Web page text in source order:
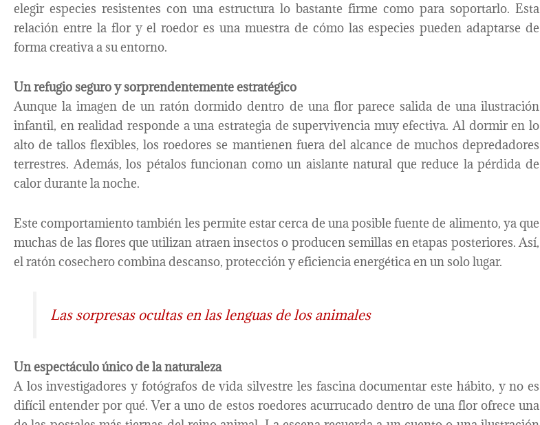
elegir especies resistentes con una estructura lo bastante firme como para soportarlo. Esta
relación entre la flor y el roedor es una muestra de cómo las especies pueden adaptarse de
forma creativa a su entorno.
Un refugio seguro y sorprendentemente estratégico
Aunque la imagen de un ratón dormido dentro de una flor parece salida de una ilustración
infantil, en realidad responde a una estrategia de supervivencia muy efectiva. Al dormir en lo
alto de tallos flexibles, los roedores se mantienen fuera del alcance de muchos depredadores
terrestres. Además, los pétalos funcionan como un aislante natural que reduce la pérdida de
calor durante la noche.
Este comportamiento también les permite estar cerca de una posible fuente de alimento, ya que
muchas de las flores que utilizan atraen insectos o producen semillas en etapas posteriores. Así,
el ratón cosechero combina descanso, protección y eficiencia energética en un solo lugar.
Las sorpresas ocultas en las lenguas de los animales
Un espectáculo único de la naturaleza
A los investigadores y fotógrafos de vida silvestre les fascina documentar este hábito, y no es
difícil entender por qué. Ver a uno de estos roedores acurrucado dentro de una flor ofrece una